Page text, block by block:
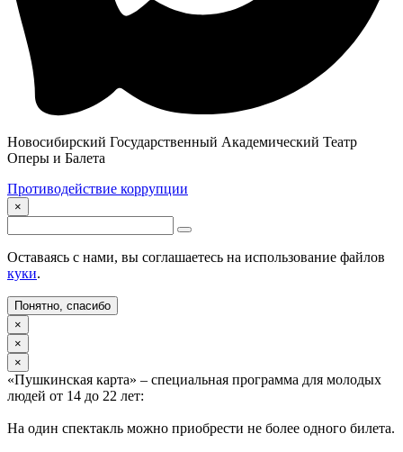
Новосибирский Государственный Академический Театр
Оперы и Балета
Противодействие коррупции
×
Оставаясь с нами, вы соглашаетесь на использование файлов
куки.
Понятно, спасибо
×
×
×
«Пушкинская карта» – специальная программа для молодых
людей от 14 до 22 лет:
На один спектакль можно приобрести не более одного билета.